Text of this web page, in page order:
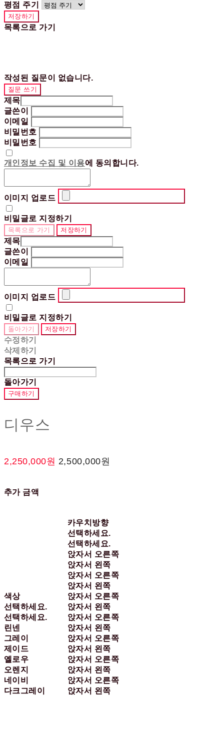
평점 주기
저장하기
목록으로 가기
작성된 질문이 없습니다.
질문 쓰기
제목
글쓴이
이메일
비밀번호
비밀번호
개인정보 수집 및 이용에 동의합니다.
이미지 업로드
비밀글로 지정하기
목록으로 가기 저장하기
제목
글쓴이
이메일
이미지 업로드
비밀글로 지정하기
돌아가기 저장하기
수정하기
삭제하기
목록으로 가기
돌아가기
구매하기
디우스
2,250,000원 2,500,000원
추가 금액
색상
선택하세요.
선택하세요.
린넨
그레이
제이드
옐로우
오렌지
네이비
다크그레이
카우치방향
선택하세요.
선택하세요.
앉자서 오른쪽
앉자서 왼쪽
앉자서 오른쪽
앉자서 왼쪽
앉자서 오른쪽
앉자서 왼쪽
앉자서 오른쪽
앉자서 왼쪽
앉자서 오른쪽
앉자서 왼쪽
앉자서 오른쪽
앉자서 왼쪽
앉자서 오른쪽
앉자서 왼쪽